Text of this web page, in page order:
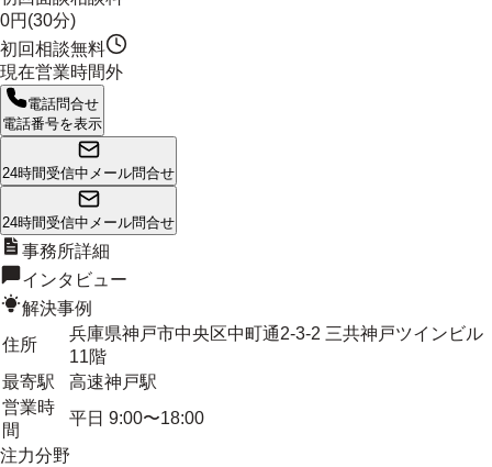
0円(30分)
初回相談無料
現在営業時間外
電話問合せ
電話番号を表示
24時間受信中 メール問合せ
24時間受信中 メール問合せ
事務所詳細
インタビュー
解決事例
住所
兵庫県神戸市中央区中町通2-3-2 三共神戸ツインビル
11階
最寄駅
高速神戸駅
営業時
間
平日 9:00〜18:00
注力分野